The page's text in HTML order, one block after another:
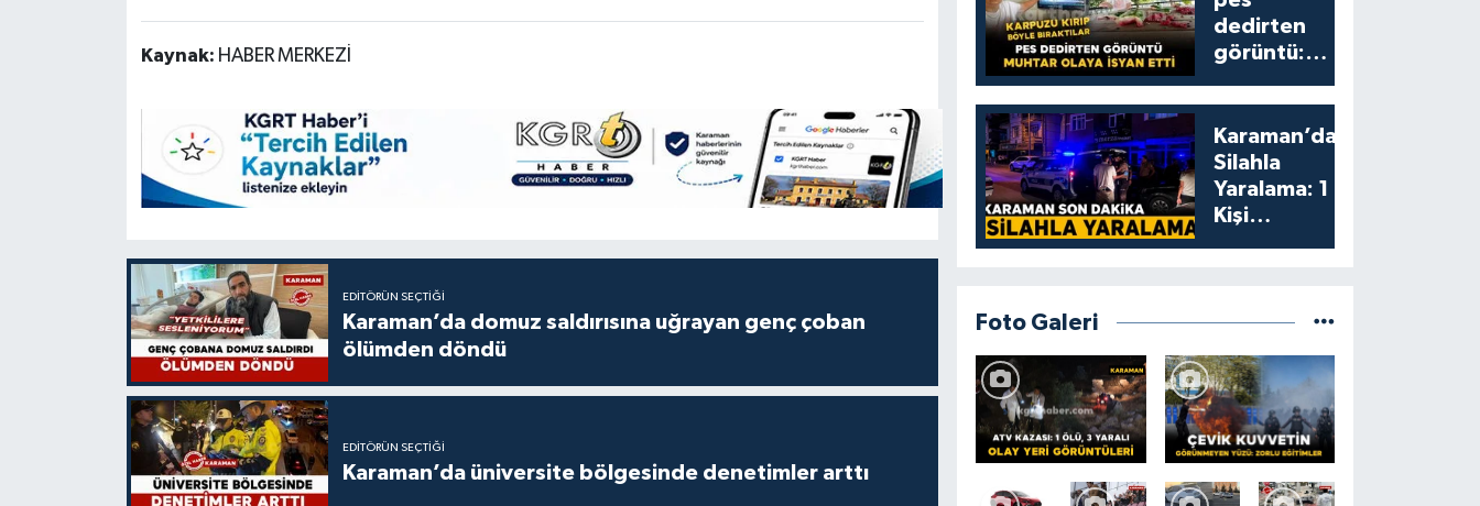
Kaynak: HABER MERKEZİ
EDITÖRÜN SEÇTIĞI
Karaman’da domuz saldırısına uğrayan genç çoban
ölümden döndü
EDITÖRÜN SEÇTIĞI
Karaman’da üniversite bölgesinde denetimler arttı
dedirten
görüntü:
yumruklayıp
yediler,
artıklarını
kamelyada
bıraktılar
Karaman’da
Silahla
Yaralama: 1
Kişi
Foto Galeri